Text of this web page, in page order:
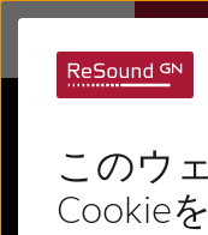
このウ
Cookie
難聴について